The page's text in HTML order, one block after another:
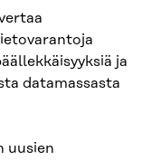
ja
datamassasta
uusien